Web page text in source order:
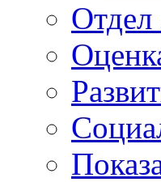
Отдел